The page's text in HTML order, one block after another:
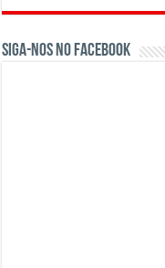
Siga-nos no Facebook